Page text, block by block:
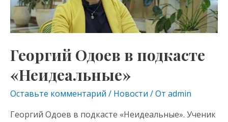
Георгий Одоев в подкасте
«Неидеальные»
Оставьте комментарий / Новости / От admin
Георгий Одоев в подкасте «Неидеальные». Ученик